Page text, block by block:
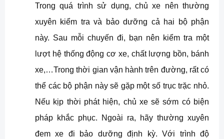
Trong quá trình sử dụng, chủ xe nên thường
xuyên kiểm tra và bảo dưỡng cả hai bộ phận
này. Sau mỗi chuyến đi, bạn nên kiểm tra một
lượt hệ thống động cơ xe, chất lượng bồn, bánh
xe,…Trong thời gian vận hành trên đường, rất có
thể các bộ phận này sẽ gặp một số trục trặc nhỏ.
Nếu kịp thời phát hiện, chủ xe sẽ sớm có biện
pháp khắc phục. Ngoài ra, hãy thường xuyên
đem xe đi bảo dưỡng định kỳ. Với trình độ